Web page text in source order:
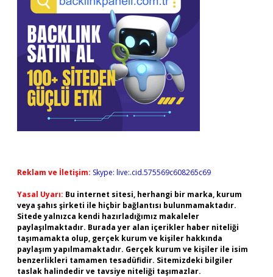
Reklam ve İletişim: Skype: live:.cid.575569c608265c69
Yasal Uyarı: Bu internet sitesi, herhangi bir marka, kurum
veya şahıs şirketi ile hiçbir bağlantısı bulunmamaktadır.
Sitede yalnızca kendi hazırladığımız makaleler
paylaşılmaktadır. Burada yer alan içerikler haber niteliği
taşımamakta olup, gerçek kurum ve kişiler hakkında
paylaşım yapılmamaktadır. Gerçek kurum ve kişiler ile isim
benzerlikleri tamamen tesadüfidir. Sitemizdeki bilgiler
taslak halindedir ve tavsiye niteliği taşımazlar.